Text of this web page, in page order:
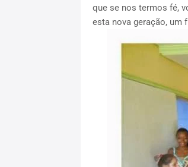
que se nos termos fé,
esta nova geração, um